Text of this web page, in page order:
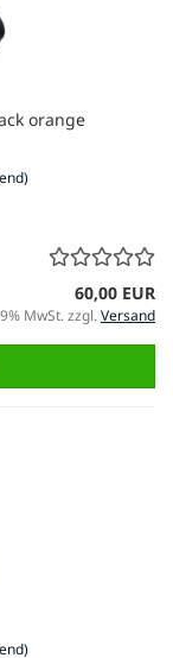
orange
60,00 EUR
MwSt. zzgl.Versand